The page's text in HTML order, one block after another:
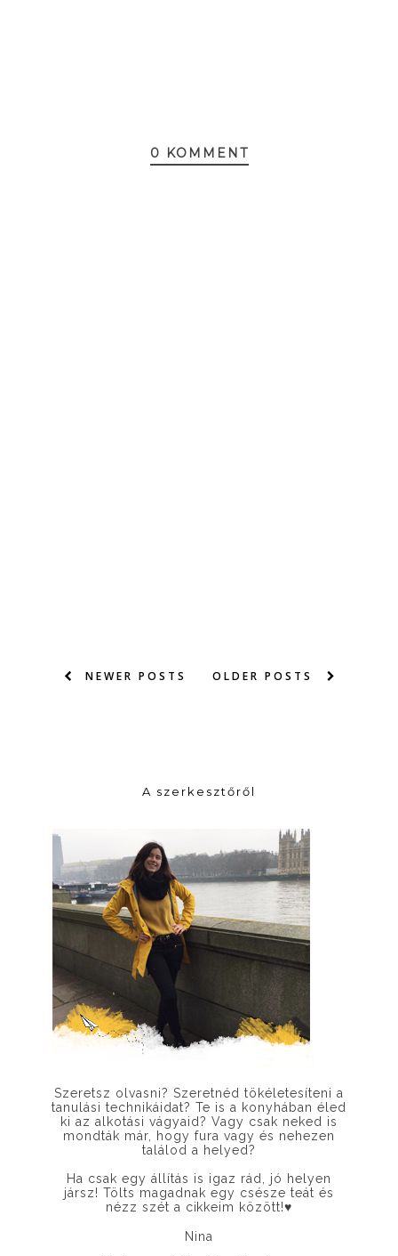
0 KOMMENT
NEWER POSTS OLDER POSTS
A szerkesztőről
Szeretsz olvasni? Szeretnéd tökéletesíteni a
tanulási technikáidat? Te is a konyhában éled
ki az alkotási vágyaid? Vagy csak neked is
mondták már, hogy fura vagy és nehezen
találod a helyed?
Ha csak egy állítás is igaz rád, jó helyen
jársz! Tölts magadnak egy csésze teát és
nézz szét a cikkeim között!♥
Nina